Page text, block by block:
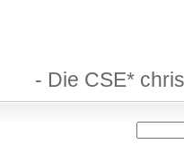
- Die CSE*